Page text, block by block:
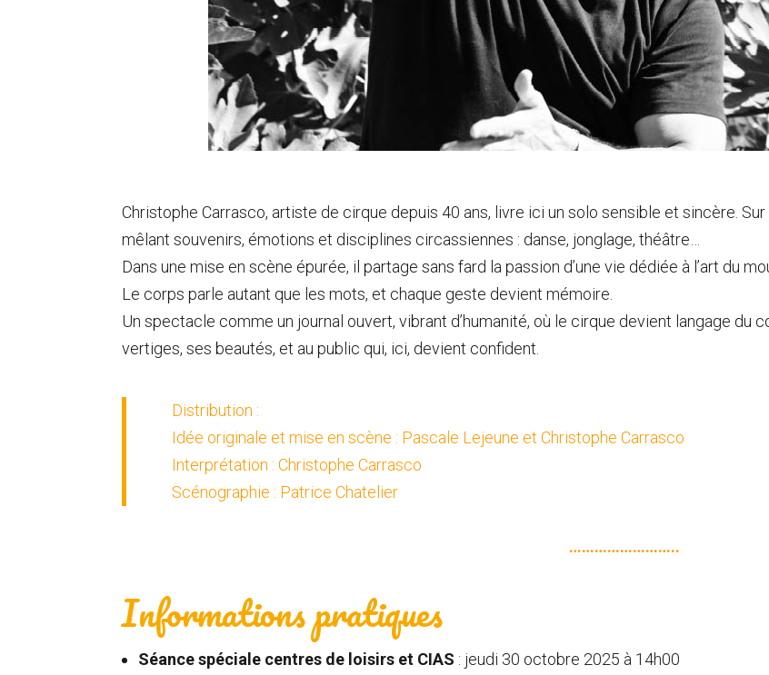
Christophe Carrasco, artiste de cirque depuis 40 ans, livre ici un solo sensible et sincère.
mêlant souvenirs, émotions et disciplines circassiennes : danse, jonglage, théâtre…
Dans une mise en scène épurée, il partage sans fard la passion d’une vie dédiée à l’art du
Le corps parle autant que les mots, et chaque geste devient mémoire.
Un spectacle comme un journal ouvert, vibrant d’humanité, où le cirque devient langage du
vertiges, ses beautés, et au public qui, ici, devient confident.
Distribution :
Idée originale et mise en scène : Pascale Lejeune etChristophe Carrasco
Interprétation :Christophe Carrasco
Scénographie : Patrice Chatelier
……………………..
Informations pratiques
Séance spéciale centres de loisirs et CIAS : jeudi 30 octobre 2025 à 14h00